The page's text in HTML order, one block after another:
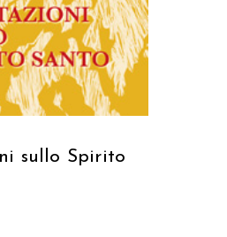
sullo Spirito